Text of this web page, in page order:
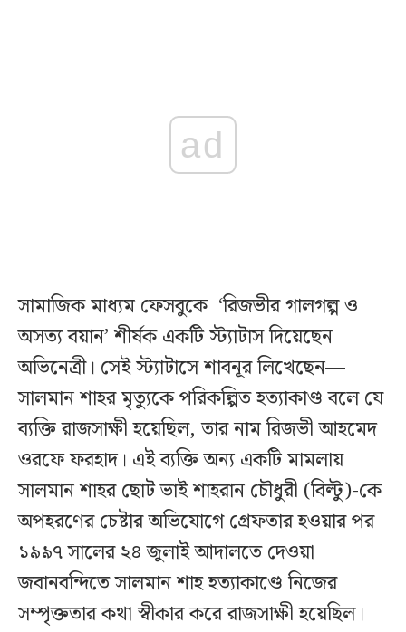
ad
সামাজিক মাধ্যম ফেসবুকে ‘রিজভীর গালগল্প ও
অসত্য বয়ান’ শীর্ষক একটি স্ট্যাটাস দিয়েছেন
অভিনেত্রী। সেই স্ট্যাটাসে শাবনূর লিখেছেন—
সালমান শাহর মৃত্যুকে পরিকল্পিত হত্যাকাণ্ড বলে যে
ব্যক্তি রাজসাক্ষী হয়েছিল, তার নাম রিজভী আহমেদ
ওরফে ফরহাদ। এই ব্যক্তি অন্য একটি মামলায়
সালমান শাহর ছোট ভাই শাহরান চৌধুরী (বিল্টু)-কে
অপহরণের চেষ্টার অভিযোগে গ্রেফতার হওয়ার পর
১৯৯৭ সালের ২৪ জুলাই আদালতে দেওয়া
জবানবন্দিতে সালমান শাহ হত্যাকাণ্ডে নিজের
সম্পৃক্ততার কথা স্বীকার করে রাজসাক্ষী হয়েছিল।